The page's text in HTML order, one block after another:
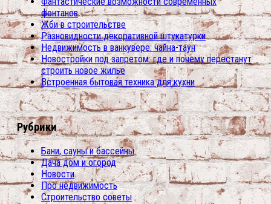
фонтанов
Жби в строительстве
Разновидности декоративной штукатурки
Недвижимость в ванкувере: чайна-таун
Новостройки под запретом: где и почему перестанут
строить новое жилье
Встроенная бытовая техника для кухни
Рубрики
Бани, сауны и бассейны
Дача дом и огород
Новости
Про недвижимость
Строительство советы